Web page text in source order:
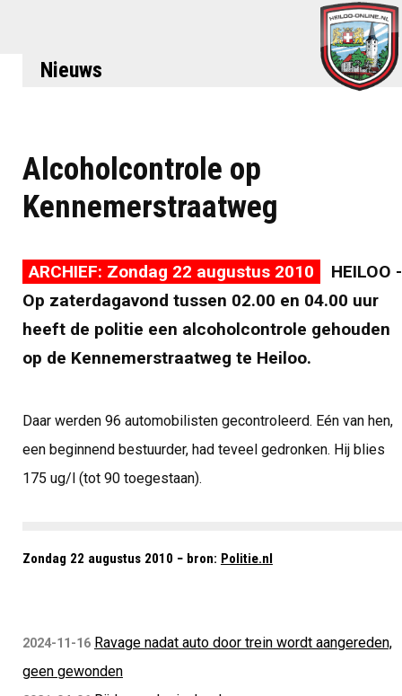
Nieuws
Alcoholcontrole op
Kennemerstraatweg
ARCHIEF: Zondag 22 augustus 2010
HEILOO -
Op zaterdagavond tussen 02.00 en 04.00 uur
heeft de politie een alcoholcontrole gehouden
op de Kennemerstraatweg te Heiloo.
Daar werden 96 automobilisten gecontroleerd. Eén van hen,
een beginnend bestuurder, had teveel gedronken. Hij blies
175 ug/l (tot 90 toegestaan).
Zondag 22 augustus 2010 − bron: Politie.nl
2024-11-16 Ravage nadat auto door trein wordt aangereden,
geen gewonden